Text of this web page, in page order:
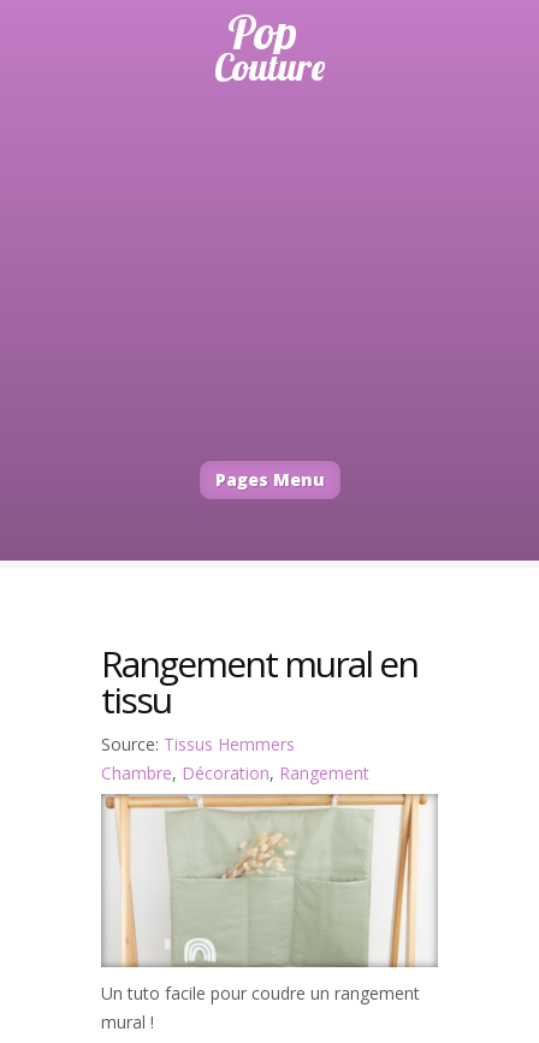
Pages Menu
Rangement mural en
tissu
Source: Tissus Hemmers
Chambre, Décoration, Rangement
Un tuto facile pour coudre un rangement
mural !